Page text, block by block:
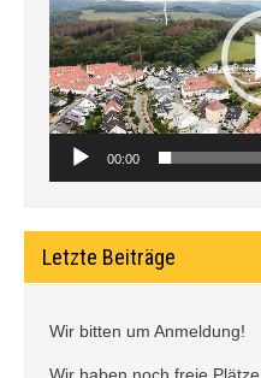
00:00
Letzte Beiträge
Wir bitten um Anmeldung!